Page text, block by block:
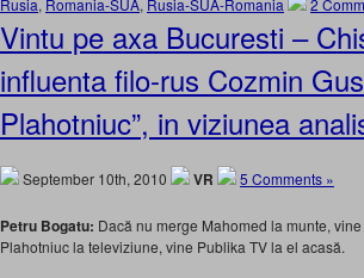
Rusia, Romania-SUA, Rusia-SUA-Romania 2
Vintu pe axa Bucuresti –
influenta filo-rus Cozmin
Plahotniuc”, in viziunea
September 10th, 2010 VR 5 Comments »
Petru Bogatu: Dacă nu merge Mahomed la munte,
Plahotniuc la televiziune, vine Publika TV la el acasă.